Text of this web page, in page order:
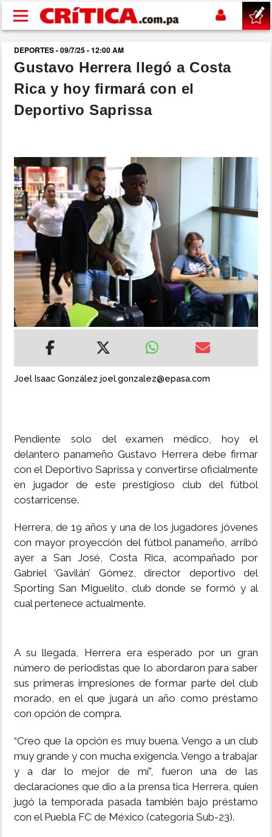
Pasar al contenido principal
buscar
SUCESOS
POLÍTICA
SHOW
DEPORTES
MUNDO
INSÓLITAS
MULTIMEDIA
IMPRESO
DEPORTES - 09/7/25 - 12:00 AM
Gustavo Herrera llegó a Costa
Rica y hoy firmará con el
Deportivo Saprissa
Joel Isaac González joel.gonzalez@epasa.com
Pendiente solo del examen médico, hoy el
delantero panameño Gustavo Herrera debe firmar
con el Deportivo Saprissa y convertirse oficialmente
en jugador de este prestigioso club del fútbol
costarricense.
Herrera, de 19 años y una de los jugadores jóvenes
con mayor proyección del fútbol panameño, arribó
ayer a San José, Costa Rica, acompañado por
Gabriel ‘Gavilán’ Gómez, director deportivo del
Sporting San Miguelito, club donde se formó y al
cual pertenece actualmente.
A su llegada, Herrera era esperado por un gran
número de periodistas que lo abordaron para saber
sus primeras impresiones de formar parte del club
morado, en el que jugará un año como préstamo
con opción de compra.
“Creo que la opción es muy buena. Vengo a un club
muy grande y con mucha exigencia. Vengo a trabajar
y a dar lo mejor de mí”, fueron una de las
declaraciones que dio a la prensa tica Herrera, quien
jugó la temporada pasada también bajo préstamo
con el Puebla FC de México (categoría Sub-23).